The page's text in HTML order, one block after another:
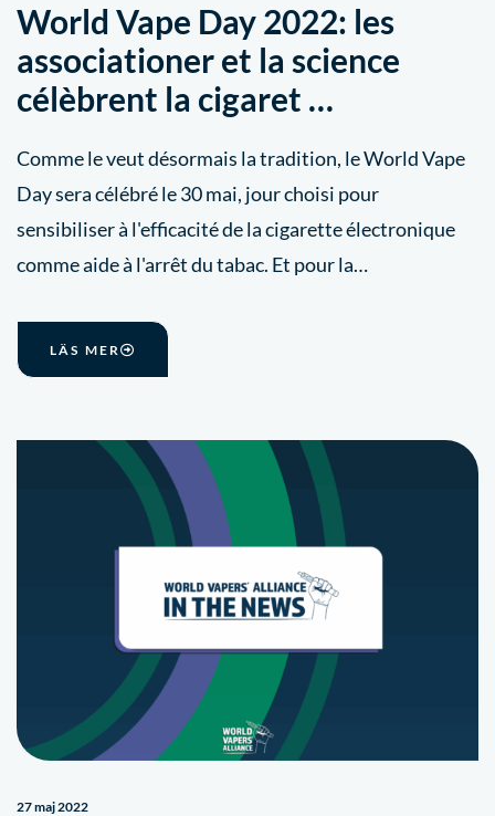
World Vape Day 2022: les
associationer et la science
célèbrent la cigaret …
Comme le veut désormais la tradition, le World Vape
Day sera célébré le 30 mai, jour choisi pour
sensibiliser à l'efficacité de la cigarette électronique
comme aide à l'arrêt du tabac. Et pour la…
LÄS MER
27 maj 2022